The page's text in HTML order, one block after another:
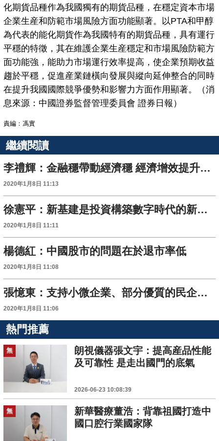
化期貨品種作為我國獨有的期貨品種，在穩定資本市場
企業生産和防範市場風險方面功能顯著。以PTA和甲醇
為代表的能化期貨作為我國特有的期貨品種，具有運行
平穩的特徵，其在維護企業生産穩定和市場風險防範方
面功能強，能助力市場運行效率提高，使企業預期收益
趨於平穩，促進産業鏈橫向發展與縱向延伸整合的同時
在提升我國國際競爭優勢和影響力方面作用顯著。（消
息來源：中國證券監督管理委員會 證券日報）
責編：馮實
繼續閱讀
李禮輝：金融穩帶動經濟穩 經濟增效提升金融增效
2020年1月8日 11:13
徐憲平：新基建是投資構築數字時代的新結構性力量
2020年1月8日 11:11
楊德紅：中國股市的問題在於退市率低
2020年1月8日 11:08
張憶東：支持小微企業、部分優質的民企和科技製造業發展可以産生積極影響
2020年1月8日 11:06
熱門推薦
無
朗視儀器張文宇：提高産品性能
及可靠性 是走出國門的底氣
2026-06-23 10:08:39
無
新華醫療董浩：背靠祖國打造中
國口腔行業國家隊